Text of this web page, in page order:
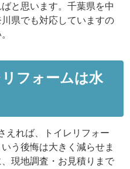
と思います。千葉県を中
県でも対応していますの
フォームは水
えれば、トイレリフォー
う後悔は大きく減らせま
現地調査・お見積りまで